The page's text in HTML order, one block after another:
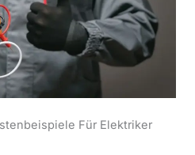
Für Elektriker